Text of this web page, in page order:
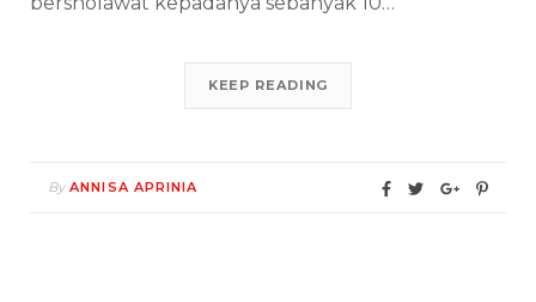
KEEP READING
By ANNISA APRINIA